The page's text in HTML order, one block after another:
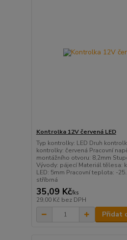
Kontrolka 12V červená LED
Typ kontrolky: LED Druh
kontrolky: červená Pracovní
montážního otvoru: 8,2mm
Vývody: pájecí Materiál tělesa:
LED: 5mm Pracovní teplota: -
stříbrná
35,09 Kč/ks
29,00 Kč bez DPH
Přidat